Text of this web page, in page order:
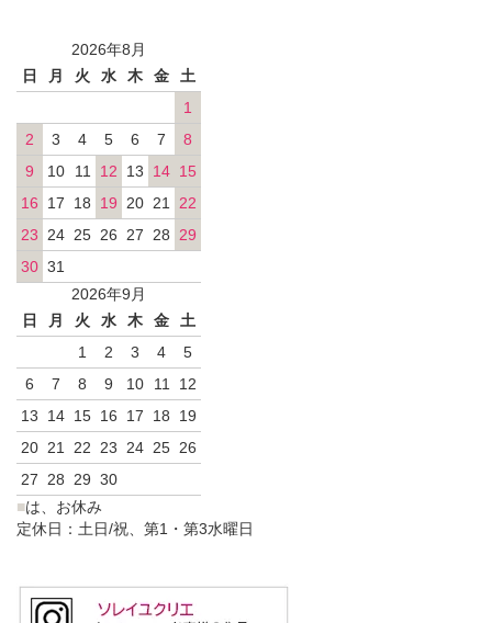
2026年8月
日
月 火 水 木 金
土
1
2
3 4 5 6 7
8
9
10 11 12 13 14 15
16
17 18 19 20 21
22
23
24 25 26 27 28
29
30 31
2026年9月
日
月 火 水 木 金
土
1
2 3 4
5
6
7 8 9 10 11
12
13
14 15 16 17 18
19
20 21 22 23 24 25 26
27
28 29 30
■は、お休み
定休日：土日/祝、第1・第3水曜日